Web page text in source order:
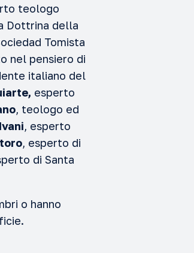
teologo
Dottrina della
Tomista
nel pensiero di
italiano del
esperto
, teologo ed
, esperto
, esperto di
di Santa
o hanno